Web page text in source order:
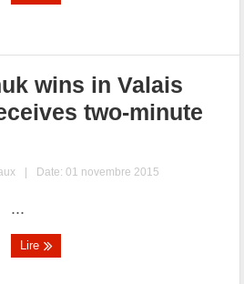
wins in Valais
two-minute
| Date: 01 novembre 2015
...
Lire